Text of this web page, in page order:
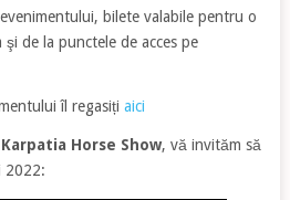
bilete valabile pentru o
de la punctele de acces pe
îl regasiți aici
Karpatia Horse Show, vă invităm să
2022: